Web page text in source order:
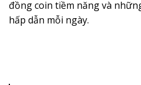
đồng coin tiềm năng và
hấp dẫn mỗi ngày.